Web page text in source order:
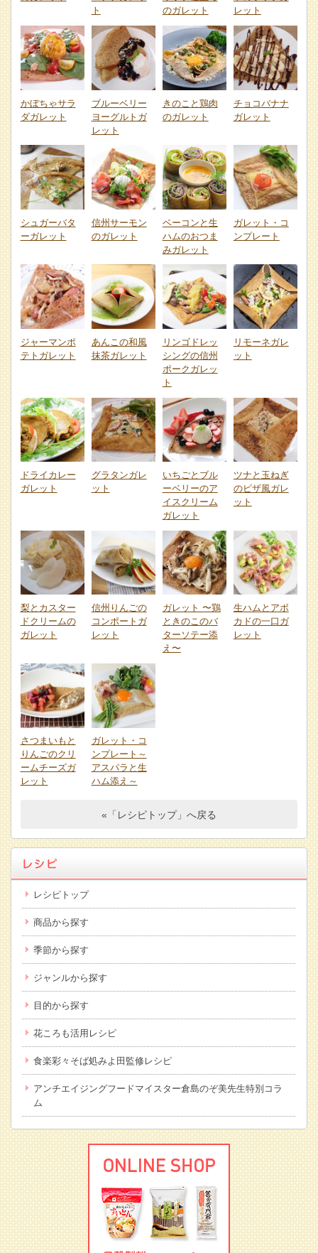
ト
のガレット
レット
かぼちゃサラ
ダガレット
ブルーベリー
ヨーグルトガ
レット
きのこと鶏肉
のガレット
チョコバナナ
ガレット
シュガーバタ
ーガレット
信州サーモン
のガレット
ベーコンと生
ハムのおつま
みガレット
ガレット・コ
ンプレート
ジャーマンポ
テトガレット
あんこの和風
抹茶ガレット
リンゴドレッ
シングの信州
ポークガレッ
ト
リモーネガレ
ット
ドライカレー
ガレット
グラタンガレ
ット
いちごとブル
ーベリーのア
イスクリーム
ガレット
ツナと玉ねぎ
のピザ風ガレ
ット
梨とカスター
ドクリームの
ガレット
信州りんごの
コンポートガ
レット
ガレット 〜鶏
ときのこのバ
ターソテー添
え〜
生ハムとアボ
カドの一口ガ
レット
さつまいもと
りんごのクリ
ームチーズガ
レット
ガレット・コ
ンプレート～
アスパラと生
ハム添え～
«「レシピトップ」へ戻る
レシピトップ
商品から探す
季節から探す
ジャンルから探す
目的から探す
花ころも活用レシピ
食楽彩々そば処みよ田監修レシピ
アンチエイジングフードマイスター倉島のぞ美先生特別コラ
ム